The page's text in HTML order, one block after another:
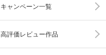
キャンペーン一覧
高評価レビュー作品